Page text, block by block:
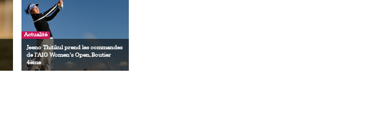
Actualité
Jeeno Thitikul prend les commandes
de l’AIG Women’s Open, Boutier
4ème